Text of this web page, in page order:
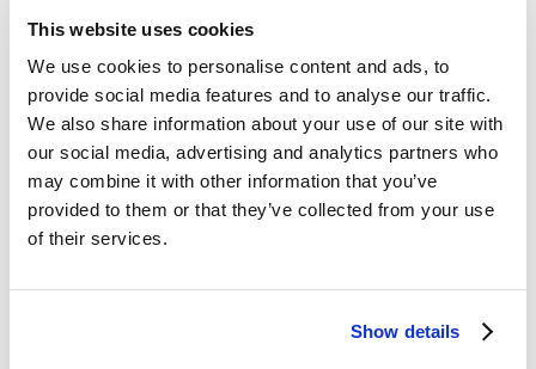
This website uses cookies
We use cookies to personalise content and ads, to
provide social media features and to analyse our traffic.
We also share information about your use of our site with
our social media, advertising and analytics partners who
may combine it with other information that you’ve
provided to them or that they’ve collected from your use
of their services.
Show details
Esercizi e Grammatica
Architetto in Australia: la storia
di Mirco
READ MORE